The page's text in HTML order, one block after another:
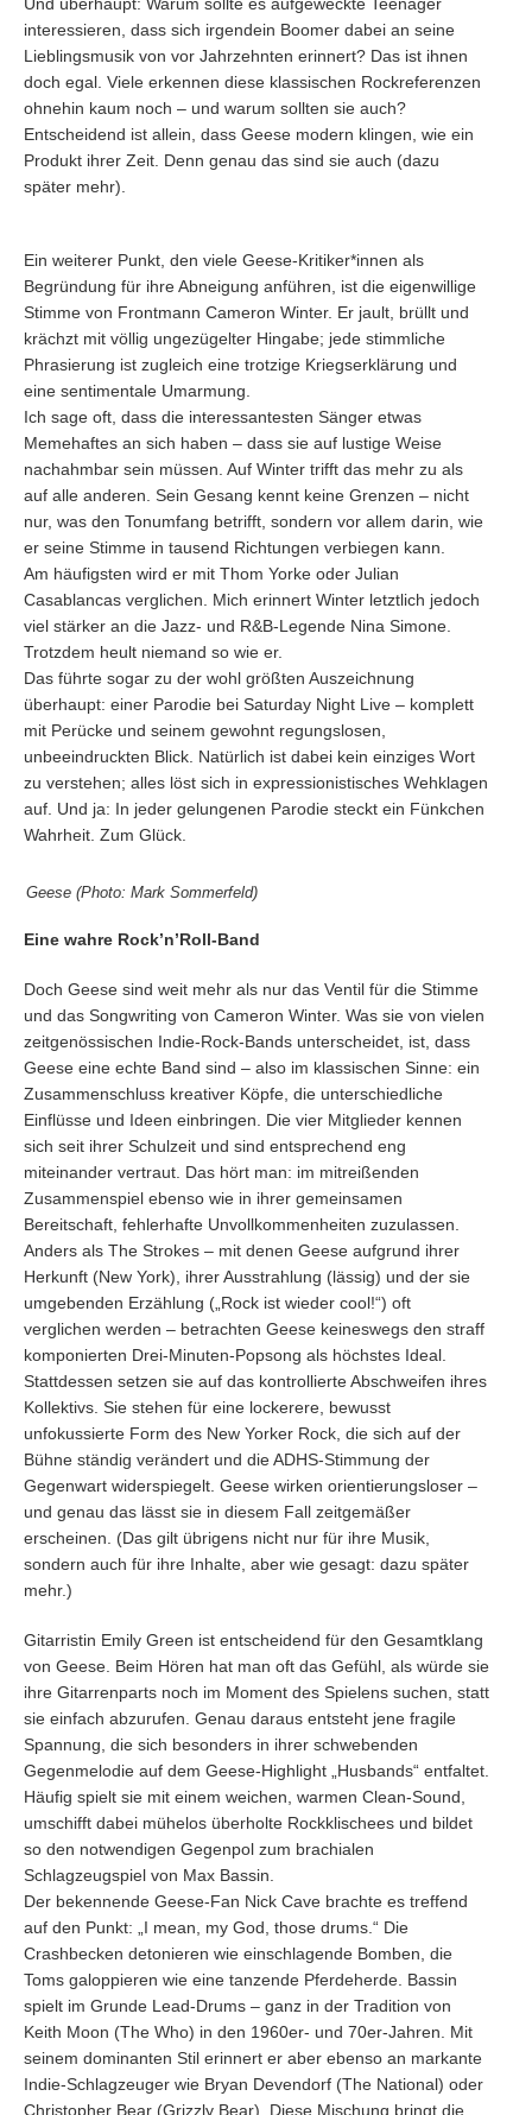
interessieren, dass sich irgendein Boomer dabei an seine
Lieblingsmusik von vor Jahrzehnten erinnert? Das ist ihnen
doch egal. Viele erkennen diese klassischen Rockreferenzen
ohnehin kaum noch – und warum sollten sie auch?
Entscheidend ist allein, dass Geese modern klingen, wie ein
Produkt ihrer Zeit. Denn genau das sind sie auch (dazu
später mehr).
Ein weiterer Punkt, den viele Geese-Kritiker*innen als
Begründung für ihre Abneigung anführen, ist die eigenwillige
Stimme von Frontmann Cameron Winter. Er jault, brüllt und
krächzt mit völlig ungezügelter Hingabe; jede stimmliche
Phrasierung ist zugleich eine trotzige Kriegserklärung und
eine sentimentale Umarmung.
Ich sage oft, dass die interessantesten Sänger etwas
Memehaftes an sich haben – dass sie auf lustige Weise
nachahmbar sein müssen. Auf Winter trifft das mehr zu als
auf alle anderen. Sein Gesang kennt keine Grenzen – nicht
nur, was den Tonumfang betrifft, sondern vor allem darin, wie
er seine Stimme in tausend Richtungen verbiegen kann.
Am häufigsten wird er mit Thom Yorke oder Julian
Casablancas verglichen. Mich erinnert Winter letztlich jedoch
viel stärker an die Jazz- und R&B-Legende Nina Simone.
Trotzdem heult niemand so wie er.
Das führte sogar zu der wohl größten Auszeichnung
überhaupt: einer Parodie bei Saturday Night Live – komplett
mit Perücke und seinem gewohnt regungslosen,
unbeeindruckten Blick. Natürlich ist dabei kein einziges Wort
zu verstehen; alles löst sich in expressionistisches Wehklagen
auf. Und ja: In jeder gelungenen Parodie steckt ein Fünkchen
Wahrheit. Zum Glück.
Geese (Photo: Mark Sommerfeld)
Eine wahre Rock’n’Roll-Band
Doch Geese sind weit mehr als nur das Ventil für die Stimme
und das Songwriting von Cameron Winter. Was sie von vielen
zeitgenössischen Indie-Rock-Bands unterscheidet, ist, dass
Geese eine echte Band sind – also im klassischen Sinne: ein
Zusammenschluss kreativer Köpfe, die unterschiedliche
Einflüsse und Ideen einbringen. Die vier Mitglieder kennen
sich seit ihrer Schulzeit und sind entsprechend eng
miteinander vertraut. Das hört man: im mitreißenden
Zusammenspiel ebenso wie in ihrer gemeinsamen
Bereitschaft, fehlerhafte Unvollkommenheiten zuzulassen.
Anders als The Strokes – mit denen Geese aufgrund ihrer
Herkunft (New York), ihrer Ausstrahlung (lässig) und der sie
umgebenden Erzählung („Rock ist wieder cool!“) oft
verglichen werden – betrachten Geese keineswegs den straff
komponierten Drei-Minuten-Popsong als höchstes Ideal.
Stattdessen setzen sie auf das kontrollierte Abschweifen ihres
Kollektivs. Sie stehen für eine lockerere, bewusst
unfokussierte Form des New Yorker Rock, die sich auf der
Bühne ständig verändert und die ADHS-Stimmung der
Gegenwart widerspiegelt. Geese wirken orientierungsloser –
und genau das lässt sie in diesem Fall zeitgemäßer
erscheinen. (Das gilt übrigens nicht nur für ihre Musik,
sondern auch für ihre Inhalte, aber wie gesagt: dazu später
mehr.)
Gitarristin Emily Green ist entscheidend für den Gesamtklang
von Geese. Beim Hören hat man oft das Gefühl, als würde sie
ihre Gitarrenparts noch im Moment des Spielens suchen, statt
sie einfach abzurufen. Genau daraus entsteht jene fragile
Spannung, die sich besonders in ihrer schwebenden
Gegenmelodie auf dem Geese-Highlight „Husbands“ entfaltet.
Häufig spielt sie mit einem weichen, warmen Clean-Sound,
umschifft dabei mühelos überholte Rockklischees und bildet
so den notwendigen Gegenpol zum brachialen
Schlagzeugspiel von Max Bassin.
Der bekennende Geese-Fan Nick Cave brachte es treffend
auf den Punkt: „I mean, my God, those drums.“ Die
Crashbecken detonieren wie einschlagende Bomben, die
Toms galoppieren wie eine tanzende Pferdeherde. Bassin
spielt im Grunde Lead-Drums – ganz in der Tradition von
Keith Moon (The Who) in den 1960er- und 70er-Jahren. Mit
seinem dominanten Stil erinnert er aber ebenso an markante
Indie-Schlagzeuger wie Bryan Devendorf (The National) oder
Christopher Bear (Grizzly Bear). Diese Mischung bringt die